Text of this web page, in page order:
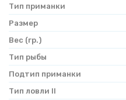
Тип приманки
Размер
Вес (гр.)
Тип рыбы
Подтип приманки
Тип ловли II